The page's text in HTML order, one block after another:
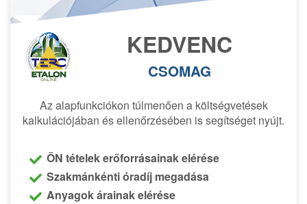
KEDVENC
CSOMAG
Az alapfunkciókon túlmenően a költségvetések
kalkulációjában és ellenőrzésében is segítséget nyújt.
ÖN tételek erőforrásainak elérése
Szakmánkénti óradíj megadása
Anyagok árainak elérése